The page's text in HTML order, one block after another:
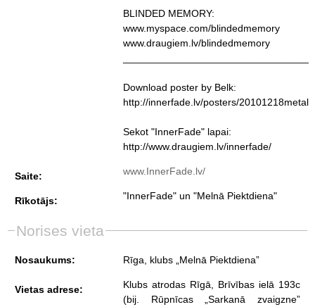
BLINDED MEMORY:
www.myspace.com/blindedmemory
www.draugiem.lv/blindedmemory
Download poster by Belk:
http://innerfade.lv/posters/
Sekot "InnerFade" lapai:
http://www.draugiem.lv/innerfade/
Saite: www.InnerFade.lv/
Rīkotājs: "InnerFade" un "Melnā Piektdiena"
Norises vieta
Nosaukums: Rīga, klubs „Melnā Piektdiena”
Vietas adrese:
Klubs atrodas Rīgā, Brīvības ielā 193c
(bij. Rūpnīcas „Sarkanā zvaigzne”